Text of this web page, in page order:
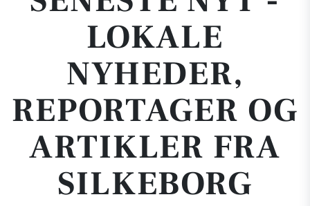
LOKALE
NYHEDER,
REPORTAGER OG
ARTIKLER FRA
SILKEBORG